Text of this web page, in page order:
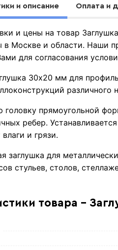
и описание Оплата и
и цены на товар
в Москве и области. Наши
для согласования
30х20 мм для
различного
головку прямоугольной
ребер.
и грязи.
заглушка для
стульев, столов,
товара -